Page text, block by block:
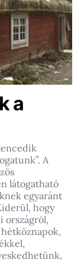
a
A
látogatható
egyaránt
hogy
országról,